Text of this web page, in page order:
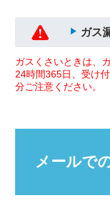
ガス
ガスくさいときは、
24時間365日、受け
分ご注意ください。
メールで